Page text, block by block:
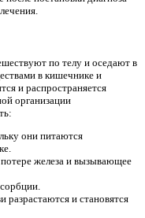
по телу и оседают в
в кишечнике и
и распространяется
организации
они питаются
железа и вызывающее
и становятся